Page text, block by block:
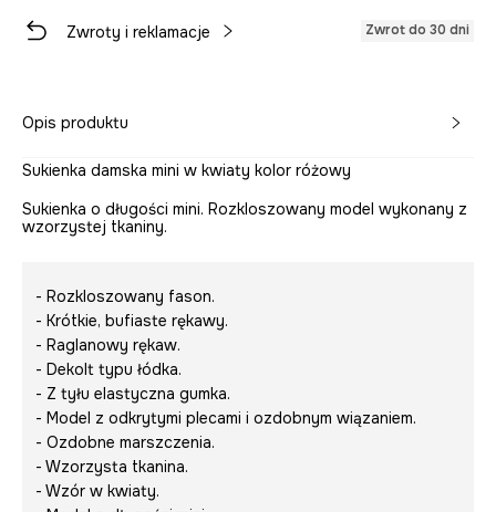
Zwroty i reklamacje Zwrot do 30 dni
Opis produktu
Sukienka damska mini w kwiaty kolor różowy
Sukienka o długości mini. Rozkloszowany model wykonany z
wzorzystej tkaniny.
- Rozkloszowany fason.
- Krótkie, bufiaste rękawy.
- Raglanowy rękaw.
- Dekolt typu łódka.
- Z tyłu elastyczna gumka.
- Model z odkrytymi plecami i ozdobnym wiązaniem.
- Ozdobne marszczenia.
- Wzorzysta tkanina.
- Wzór w kwiaty.